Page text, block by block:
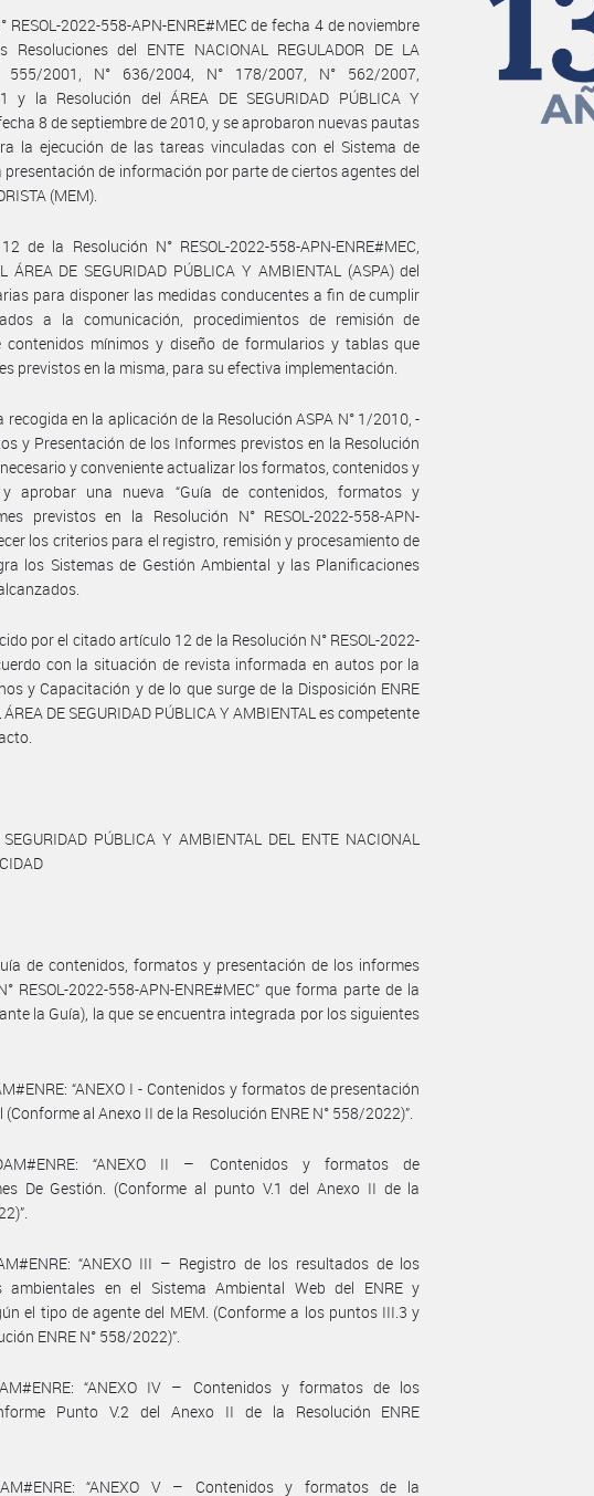
RESOL-2022-558-APN-ENRE#MEC de fecha 4 de noviembre
del ENTE NACIONAL REGULADOR DE LA
555/2001, N° 636/2004, N° 178/2007, N° 562/2007,
y la Resolución del ÁREA DE SEGURIDAD PÚBLICA Y
8 de septiembre de 2010, y se aprobaron nuevas pautas
la ejecución de las tareas vinculadas con el Sistema de
presentación de información por parte de ciertos agentes del
(MEM).
de la Resolución N° RESOL-2022-558-APN-ENRE#MEC,
ÁREA DE SEGURIDAD PÚBLICA Y AMBIENTAL (ASPA) del
para disponer las medidas conducentes a fin de cumplir
a la comunicación, procedimientos de remisión de
contenidos mínimos y diseño de formularios y tablas que
previstos en la misma, para su efectiva implementación.
recogida en la aplicación de la Resolución ASPA N° 1/2010, -
y Presentación de los Informes previstos en la Resolución
y conveniente actualizar los formatos, contenidos y
y aprobar una nueva “Guía de contenidos, formatos y
previstos en la Resolución N° RESOL-2022-558-APN-
los criterios para el registro, remisión y procesamiento de
los Sistemas de Gestión Ambiental y las Planificaciones
por el citado artículo 12 de la Resolución N° RESOL-2022-
con la situación de revista informada en autos por la
y Capacitación y de lo que surge de la Disposición ENRE
DE SEGURIDAD PÚBLICA Y AMBIENTAL es competente
PÚBLICA Y AMBIENTAL DEL ENTE NACIONAL
de contenidos, formatos y presentación de los informes
RESOL-2022-558-APN-ENRE#MEC” que forma parte de la
la Guía), la que se encuentra integrada por los siguientes
“ANEXO I - Contenidos y formatos de presentación
al Anexo II de la Resolución ENRE N° 558/2022)”.
DAM#ENRE: “ANEXO II – Contenidos y formatos de
De Gestión. (Conforme al punto V.1 del Anexo II de la
“ANEXO III – Registro de los resultados de los
ambientales en el Sistema Ambiental Web del ENRE y
el tipo de agente del MEM. (Conforme a los puntos III.3 y
ENRE N° 558/2022)”.
“ANEXO IV – Contenidos y formatos de los
Punto V.2 del Anexo II de la Resolución ENRE
“ANEXO V – Contenidos y formatos de la